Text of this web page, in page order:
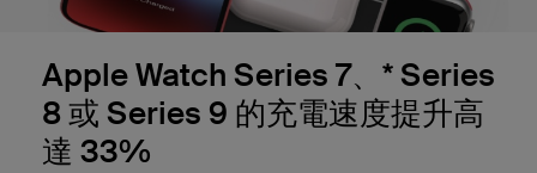
Apple Watch Series 7、* Series
8 或 Series 9 的充電速度提升高
達 33%